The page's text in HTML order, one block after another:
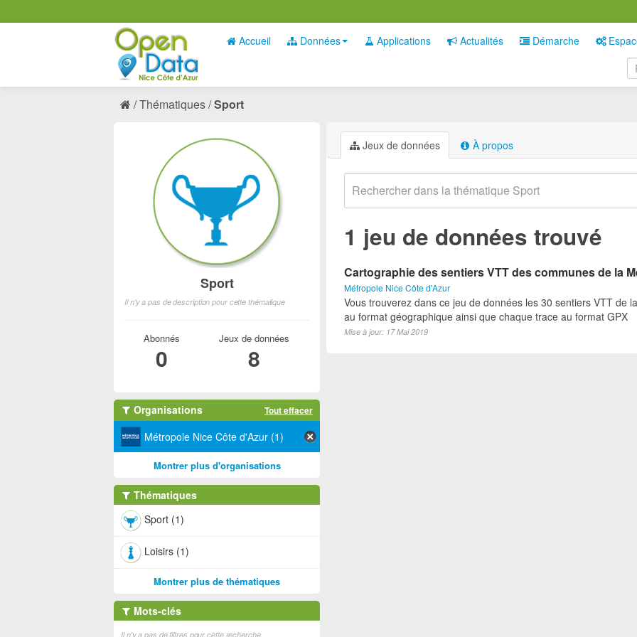
Accueil Données Applications Actualités Démarche
Thématiques Sport
Jeux de données À propos
1 jeu de données trouvé
Cartographie des sentiers VTT des communes de la
Métropole Nice Côte d'Azur
Vous trouverez dans ce jeu de données les 30 sentiers VTT de
au format géographique ainsi que chaque trace au format GPX
Mise à jour: 17 Mai 2019
Sport
Il n'y a pas de description pour cette thématique
Abonnés
0
Jeux de données
8
Organisations Tout effacer
Métropole Nice Côte d'Azur (1)
Montrer plus d'organisations
Thématiques
Sport (1)
Loisirs (1)
Montrer plus de thématiques
Mots-clés
Il n'y a pas de filtres pour cette recherche